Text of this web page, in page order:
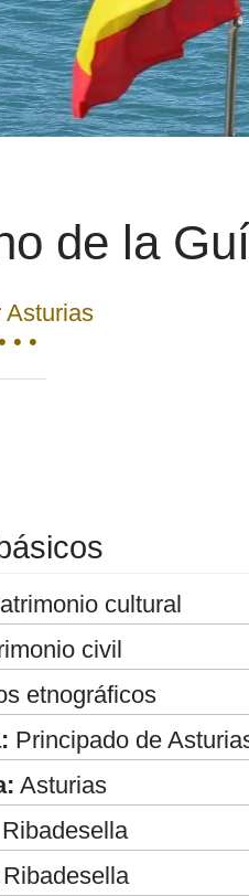
de la
Asturias
• •
cultural
civil
etnográficos
Principado de
Asturias
Ribadesella
Ribadesella